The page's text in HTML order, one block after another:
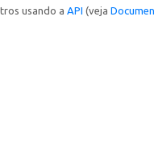
usando a API (veja